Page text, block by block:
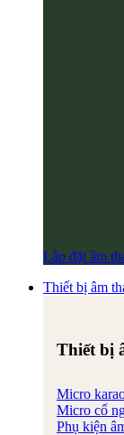
Lắp đặt âm
Thiết bị âm
Thiết bị
Micro
Micro cổ
Phụ kiện